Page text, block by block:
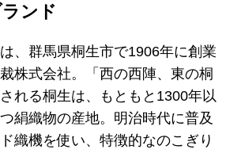
ランド
、群馬県桐生市で1906年に創業
株式会社。「西の西陣、東の桐
れる桐生は、もともと1300年以
絹織物の産地。明治時代に普及
織機を使い、特徴的なのこぎり